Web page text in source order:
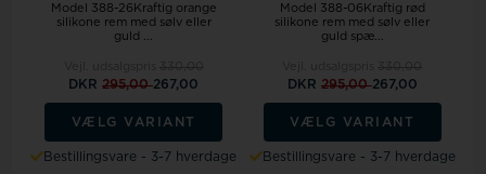
Model 388-26Kraftig orange
silikone rem med sølv eller
guld ...
DKR295,00267,00
VÆLG VARIANT
Bestillingsvare - 3-7 hverdage
Model 388-06Kraftig rød
silikone rem med sølv eller
guld spæ...
DKR 295,00267,00
VÆLG VARIANT
Bestillingsvare - 3-7 hverdage